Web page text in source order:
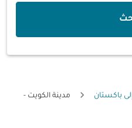
باكستان
مدينة الكويت -